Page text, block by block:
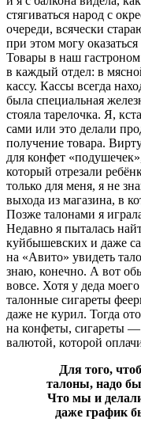
стягиваться народ с
очереди, всячески
при этом могу
Товары в наш
в каждый отдел: в
кассу. Кассы всегда
была специальная
стояла тарелочка. Я,
сами или это делали
получение товара.
для конфет
который отрезали
только для меня, я не
выхода из магазина, в
Позже талонами я
Недавно я пыталась
куйбышевских и даже
на «Авито» увидеть
знаю, конечно. А вот
вовсе. Хотя у деда
талонные сигареты
даже не курил. Тогда
на конфеты, сигареты
валютой, которой
Для того,
талоны, надо
Что мы и
даже график